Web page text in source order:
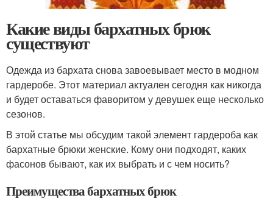
Какие виды бархатных брюк
существуют
Одежда из бархата снова завоевывает место в модном
гардеробе. Этот материал актуален сегодня как никогда
и будет оставаться фаворитом у девушек еще несколько
сезонов.
В этой статье мы обсудим такой элемент гардероба как
бархатные брюки женские. Кому они подходят, каких
фасонов бывают, как их выбрать и с чем носить?
Преимущества бархатных брюк